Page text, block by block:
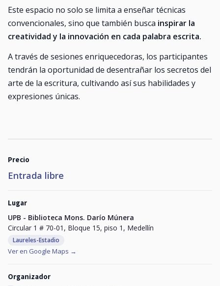
Este espacio no solo se limita a enseñar técnicas
convencionales, sino que también busca inspirar la
creatividad y la innovación en cada palabra escrita.
A través de sesiones enriquecedoras, los participantes
tendrán la oportunidad de desentrañar los secretos del
arte de la escritura, cultivando así sus habilidades y
expresiones únicas.
Precio
Entrada libre
Lugar
UPB - Biblioteca Mons. Darío Múnera
Circular 1 # 70-01, Bloque 15, piso 1, Medellín
Laureles-Estadio
Ver en Google Maps →
Organizador